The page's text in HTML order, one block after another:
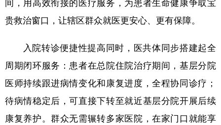
贵救治窗口，让辖区群众就医更安心、更有保障。
入院转诊便捷性提高同时，医共体同步搭建起全
周期闭环服务：患者在总院住院治疗期间，基层分院
医师持续跟进病情变化和康复进度，全程协同诊疗；
待病情稳定后，可直接下转至就近基层分院开展后续
康复养护。群众无需辗转多家医院，在家门口就能享